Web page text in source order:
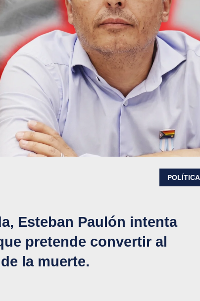
POLÍTICA
Esteban Paulón intenta
pretende convertir al
la muerte.